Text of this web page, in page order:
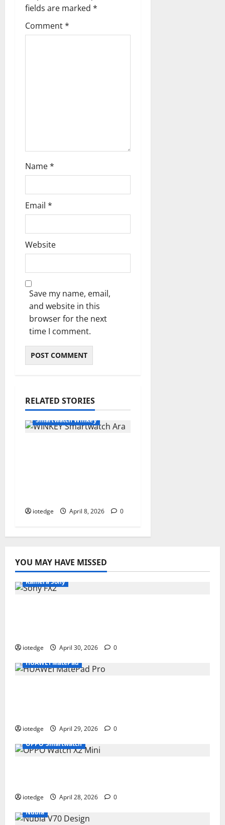
t
i
fields are marked *
Comment*
Name*
Email *
Website
Save my name, email,
and website in this
browser for the next
time I comment.
RELATED STORIES
Smartwatch Winkey
iotedge April 8, 2026 0
YOU MAY HAVE MISSED
Kamera Sony
iotedge April 30, 2026
0
HUAWEI MatePad
iotedge April 29, 2026
0
OPPO Smartwatch
iotedge April 28, 2026
0
Nubia